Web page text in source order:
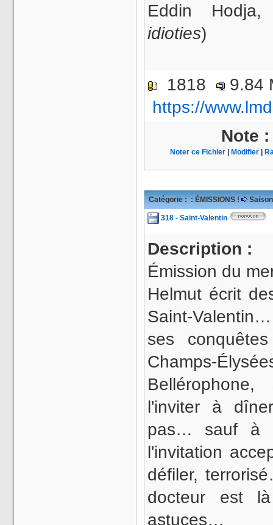
Eddin
idioties)
1818
https://
Note
Noter ce Fichier Modifier
Catégorie : : ÉMISSIONS !
318 - Saint-Valentin
Description :
Émission du
Helmut écrit
Saint-
ses
Champs-
l'inviter à
pas… sauf à
l'invitation
défiler,
docteur est
astuces…